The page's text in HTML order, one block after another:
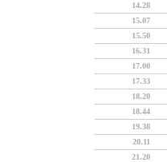
14.28
15.07
15.50
16.31
17.00
17.33
18.20
18.44
19.38
20.11
21.20